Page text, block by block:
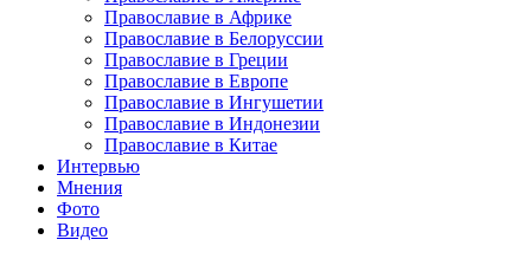
Православие в Африке
Православие в Белоруссии
Православие в Греции
Православие в Европе
Православие в Ингушетии
Православие в Индонезии
Православие в Китае
Интервью
Мнения
Фото
Видео